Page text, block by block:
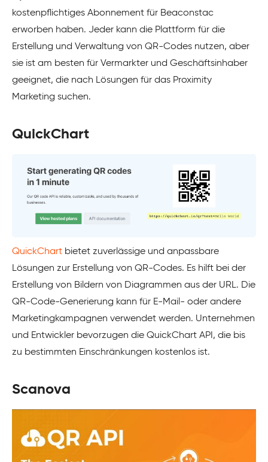
kostenpflichtiges Abonnement für Beaconstac
erworben haben. Jeder kann die Plattform für die
Erstellung und Verwaltung von QR-Codes nutzen, aber
sie ist am besten für Vermarkter und Geschäftsinhaber
geeignet, die nach Lösungen für das Proximity
Marketing suchen.
QuickChart
QuickChart bietet zuverlässige und anpassbare
Lösungen zur Erstellung von QR-Codes. Es hilft bei der
Erstellung von Bildern von Diagrammen aus der URL. Die
QR-Code-Generierung kann für E-Mail- oder andere
Marketingkampagnen verwendet werden. Unternehmen
und Entwickler bevorzugen die QuickChart API, die bis
zu bestimmten Einschränkungen kostenlos ist.
Scanova